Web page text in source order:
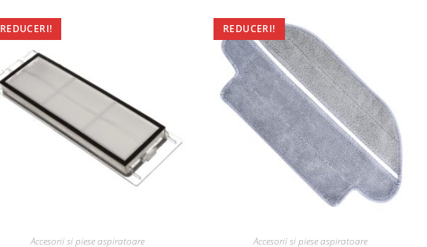
REDUCERI!
Accesorii si piese aspiratoare
REDUCERI!
Accesorii si piese aspiratoare